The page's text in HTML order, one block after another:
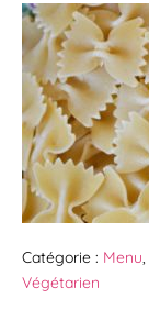
Catégorie : Menu,
Végétarien